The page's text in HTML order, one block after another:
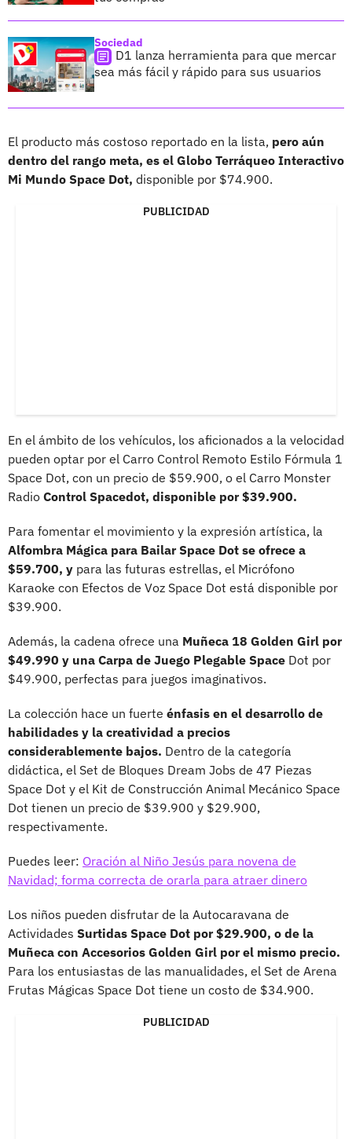
Sociedad
D1 lanza herramienta para que mercar
sea más fácil y rápido para sus usuarios
El producto más costoso reportado en la lista, pero aún
dentro del rango meta, es el Globo Terráqueo Interactivo
Mi Mundo Space Dot, disponible por $74.900.
PUBLICIDAD
En el ámbito de los vehículos, los aficionados a la velocidad
pueden optar por el Carro Control Remoto Estilo Fórmula 1
Space Dot, con un precio de $59.900, o el Carro Monster
Radio Control Spacedot, disponible por $39.900.
Para fomentar el movimiento y la expresión artística, la
Alfombra Mágica para Bailar Space Dot se ofrece a
$59.700, y para las futuras estrellas, el Micrófono
Karaoke con Efectos de Voz Space Dot está disponible por
$39.900.
Además, la cadena ofrece una Muñeca 18 Golden Girl por
$49.990 y una Carpa de Juego Plegable Space Dot por
$49.900, perfectas para juegos imaginativos.
La colección hace un fuerte énfasis en el desarrollo de
habilidades y la creatividad a precios
considerablemente bajos. Dentro de la categoría
didáctica, el Set de Bloques Dream Jobs de 47 Piezas
Space Dot y el Kit de Construcción Animal Mecánico Space
Dot tienen un precio de $39.900 y $29.900,
respectivamente.
Puedes leer: Oración al Niño Jesús para novena de
Navidad; forma correcta de orarla para atraer dinero
Los niños pueden disfrutar de la Autocaravana de
Actividades Surtidas Space Dot por $29.900, o de la
Muñeca con Accesorios Golden Girl por el mismo precio.
Para los entusiastas de las manualidades, el Set de Arena
Frutas Mágicas Space Dot tiene un costo de $34.900.
PUBLICIDAD